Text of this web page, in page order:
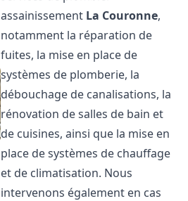
assainissement La Couronne,
notamment la réparation de
fuites, la mise en place de
systèmes de plomberie, la
débouchage de canalisations, la
rénovation de salles de bain et
de cuisines, ainsi que la mise en
place de systèmes de chauffage
et de climatisation. Nous
intervenons également en cas